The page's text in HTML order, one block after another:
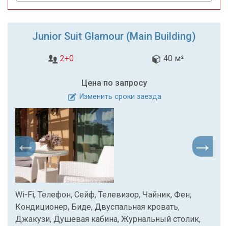
Junior Suit Glamour (Main Building)
2+0 40 м²
Цена по запросу
Изменить сроки заезда
Wi-Fi, Телефон, Сейф, Телевизор, Чайник, Фен,
Кондиционер, Биде, Двуспальная кровать,
Джакузи, Душевая кабина, Журнальный столик,